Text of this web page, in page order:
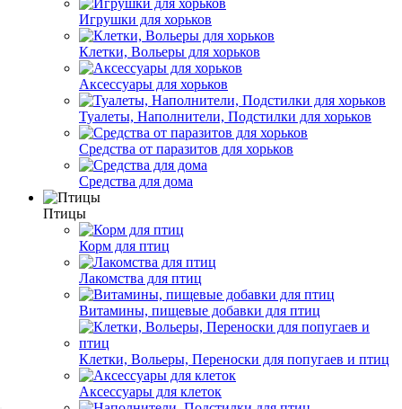
Игрушки для хорьков
Клетки, Вольеры для хорьков
Аксессуары для хорьков
Туалеты, Наполнители, Подстилки для хорьков
Средства от паразитов для хорьков
Средства для дома
Птицы
Корм для птиц
Лакомства для птиц
Витамины, пищевые добавки для птиц
Клетки, Вольеры, Переноски для попугаев и птиц
Аксессуары для клеток